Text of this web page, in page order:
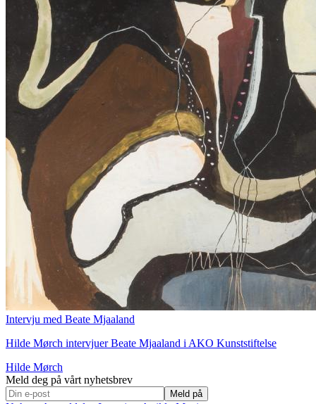
Intervju med Beate Mjaaland
Hilde Mørch intervjuer Beate Mjaaland i AKO Kunststiftelse
Hilde Mørch
Meld deg på vårt nyhetsbrev
Meld på